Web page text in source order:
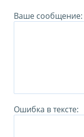
Ваше сообщение:
Ошибка в тексте: